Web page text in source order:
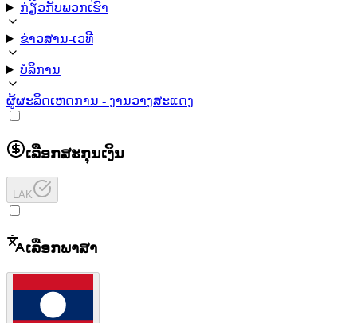
ກ່ຽວກັບພວກເຮົາ
ຂ່າວສານ-ເວທີ
ບໍລິການ
ຜູ້ຜະລິດເຫດການ - ງານວາງສະແດງ
ເລືອກສະກຸນເງິນ
LAK
ເລືອກພາສາ